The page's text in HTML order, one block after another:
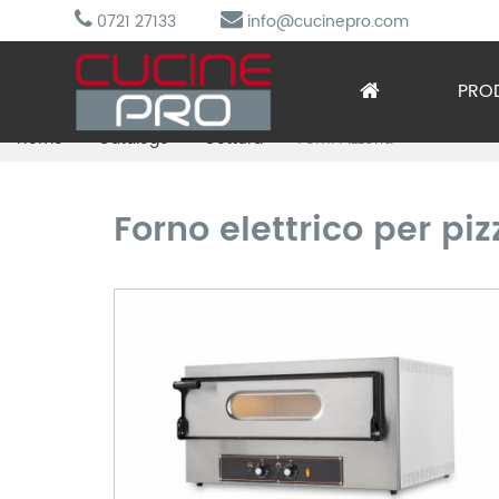
0721 27133 info@cucinepro.com
Home Catalogo Cottura Forni Pizzeria
Forno elettrico per